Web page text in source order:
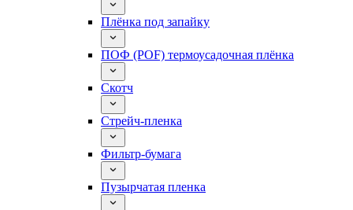
Плёнка под запайку
ПОФ (POF) термоусадочная плёнка
Скотч
Стрейч-пленка
Фильтр-бумага
Пузырчатая пленка